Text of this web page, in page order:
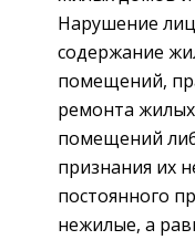
Нарушение
содержание
помещений,
ремонта
помещений
признания их
постоянного
нежилые, а